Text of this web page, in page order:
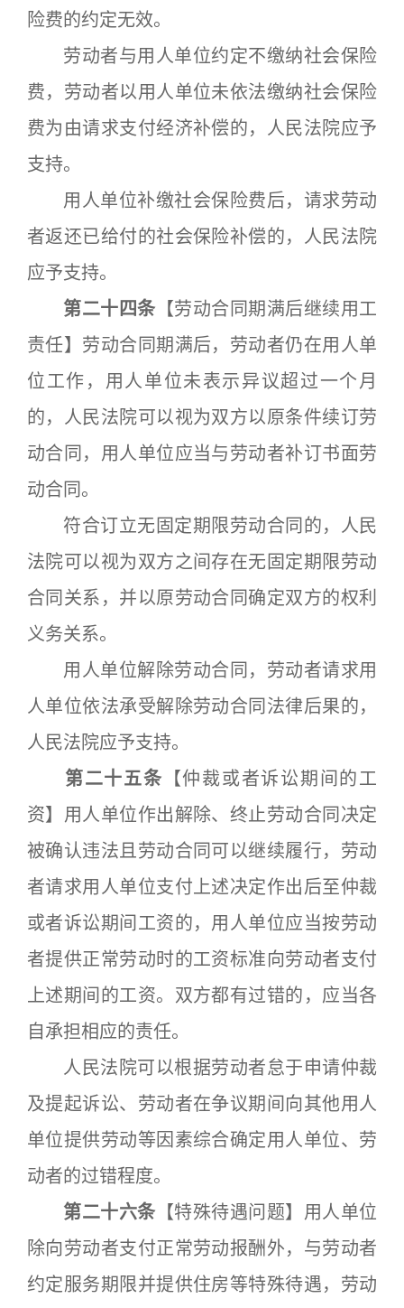
险费的约定无效。
劳动者与用人单位约定不缴纳社会保险
费，劳动者以用人单位未依法缴纳社会保险
费为由请求支付经济补偿的，人民法院应予
支持。
用人单位补缴社会保险费后，请求劳动
者返还已给付的社会保险补偿的，人民法院
应予支持。
第二十四条 【劳动合同期满后继续用工
责任】劳动合同期满后，劳动者仍在用人单
位工作，用人单位未表示异议超过一个月
的，人民法院可以视为双方以原条件续订劳
动合同，用人单位应当与劳动者补订书面劳
动合同。
符合订立无固定期限劳动合同的，人民
法院可以视为双方之间存在无固定期限劳动
合同关系，并以原劳动合同确定双方的权利
义务关系。
用人单位解除劳动合同，劳动者请求用
人单位依法承受解除劳动合同法律后果的，
人民法院应予支持。
第二十五条 【仲裁或者诉讼期间的工
资】用人单位作出解除、终止劳动合同决定
被确认违法且劳动合同可以继续履行，劳动
者请求用人单位支付上述决定作出后至仲裁
或者诉讼期间工资的，用人单位应当按劳动
者提供正常劳动时的工资标准向劳动者支付
上述期间的工资。双方都有过错的，应当各
自承担相应的责任。
人民法院可以根据劳动者怠于申请仲裁
及提起诉讼、劳动者在争议期间向其他用人
单位提供劳动等因素综合确定用人单位、劳
动者的过错程度。
第二十六条 【特殊待遇问题】用人单位
除向劳动者支付正常劳动报酬外，与劳动者
约定服务期限并提供住房等特殊待遇，劳动